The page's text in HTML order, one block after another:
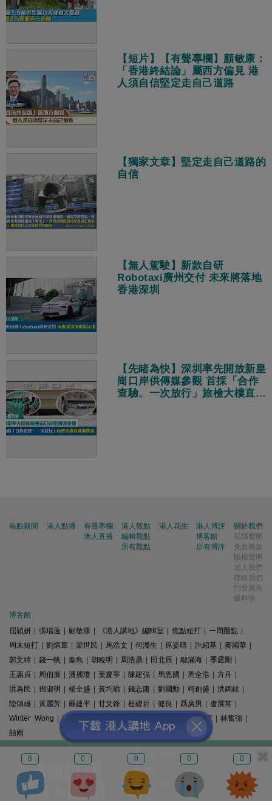
8 0 0 0 0
【短片】【有聲專欄】顧敏康：
「香港終結論」屬西方偏見 港
人須自信堅定走自己道路
【獨家文章】堅定走自己道路的
自信
【無人駕駛】新款自研
Robotaxi廣州交付 未來將落地
香港深圳
【先睹為快】深圳率先開放新皇
崗口岸供傳媒參觀 首採「合作
查驗、一次放行」旅檢大樓直連
焦點新聞 港人點播
有聲專欄
港人直播
港人觀點
編輯觀點
所有觀點
港人花生
港人博評
博客館
所有博評
關於我們
私隱聲明
免責條款
版權聲明
加入我們
聯絡我們
刊登廣告
爆料快
博客館
屈穎妍
張瑞蓮 顧敏康 《港人講地》編輯室 焦點短打 一周圈點
周末短打
劉炳章 梁世民 馬浩文 何濼生 原姿晴 許紹基 麥國華
郭文緯
錢一帆 秦島 胡曉明 周浩鼎 田北辰 鄔滿海 季霆剛
王惠貞
周伯展 潘麗瓊 葉慶寧 陳建強 馬恩國 周全浩 方舟
洪為民
鄧淑明 楊全盛 黃均瑜 錢志庸 劉國勳 柯創盛 洪錦鉉
陸頌雄
黃麗芳 嚴建平 甘文鋒 杜礎圻 健良 聶廣男 盧展常
Winter Wong
K2 梁文新 羅崑 姚銘 精選文章 林奮強
囍雨
© 港人講地
電郵: speakout@speakout.hk
傳真: 85228041301